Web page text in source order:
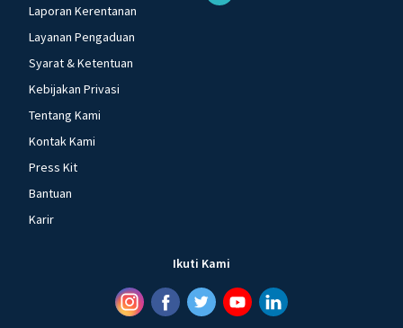
Laporan Kerentanan
Layanan Pengaduan
Syarat & Ketentuan
Kebijakan Privasi
Tentang Kami
Kontak Kami
Press Kit
Bantuan
Karir
Ikuti Kami